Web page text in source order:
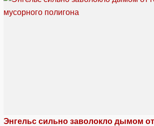
Энгельс сильно заволокло дымом